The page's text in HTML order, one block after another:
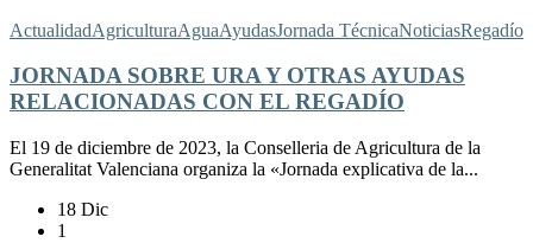
ActualidadAgriculturaAguaAyudasJornada TécnicaNoticiasRegadío
JORNADA SOBRE URA Y OTRAS AYUDAS
RELACIONADAS CON EL REGADÍO
El 19 de diciembre de 2023, la Conselleria de Agricultura de la
Generalitat Valenciana organiza la «Jornada explicativa de la...
18 Dic
1